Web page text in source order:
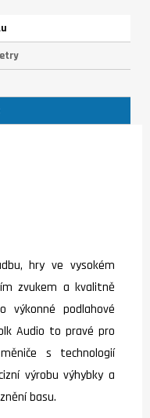
hry ve vysokém
zvukem a kvalitně
podlahové
Audio to pravé pro
s technologií
výrobu výhybky a
basu.